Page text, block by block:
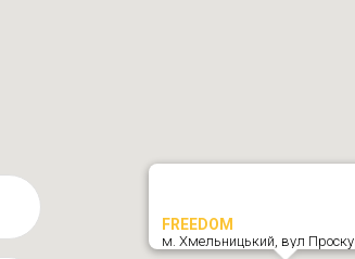
FREEDOM
м. Хмельницький, вул